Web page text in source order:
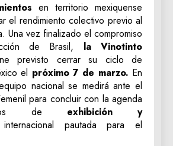
en territorio mexiquense
el rendimiento colectivo previo al
Una vez finalizado el compromiso
de Brasil, la Vinotinto
previsto cerrar su ciclo de
el próximo 7 de marzo. En
nacional se medirá ante el
para concluir con la agenda
de exhibición y
internacional pautada para el